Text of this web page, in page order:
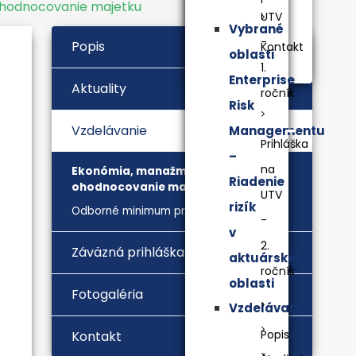
Kontakt
UTV
-
1.
ročník
Prihláška
na
UTV
-
2.
ročník
Vzdelávanie
Vybrané
oblasti
Enterprise
Risk
Managementu
–
Riadenie
rizík
v
aktuárskej
oblasti
Popis
majetku
Popis
Aktuality
Vzdelávanie
Ekonómia, manažment a
ohodnocovanie majetku
Odborné minimum pre znalcov
Záväzná prihláška
Fotogaléria
Kontakt